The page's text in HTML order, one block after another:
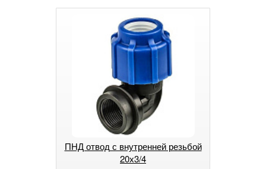
ПНД отвод с внутренней резьбой
20х3/4